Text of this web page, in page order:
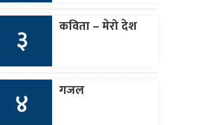
३ कविता – मेरो देश
४ गजल